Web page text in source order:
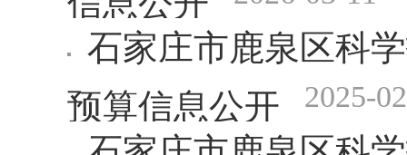
石家庄市鹿泉区科
预算信息公开 2025-